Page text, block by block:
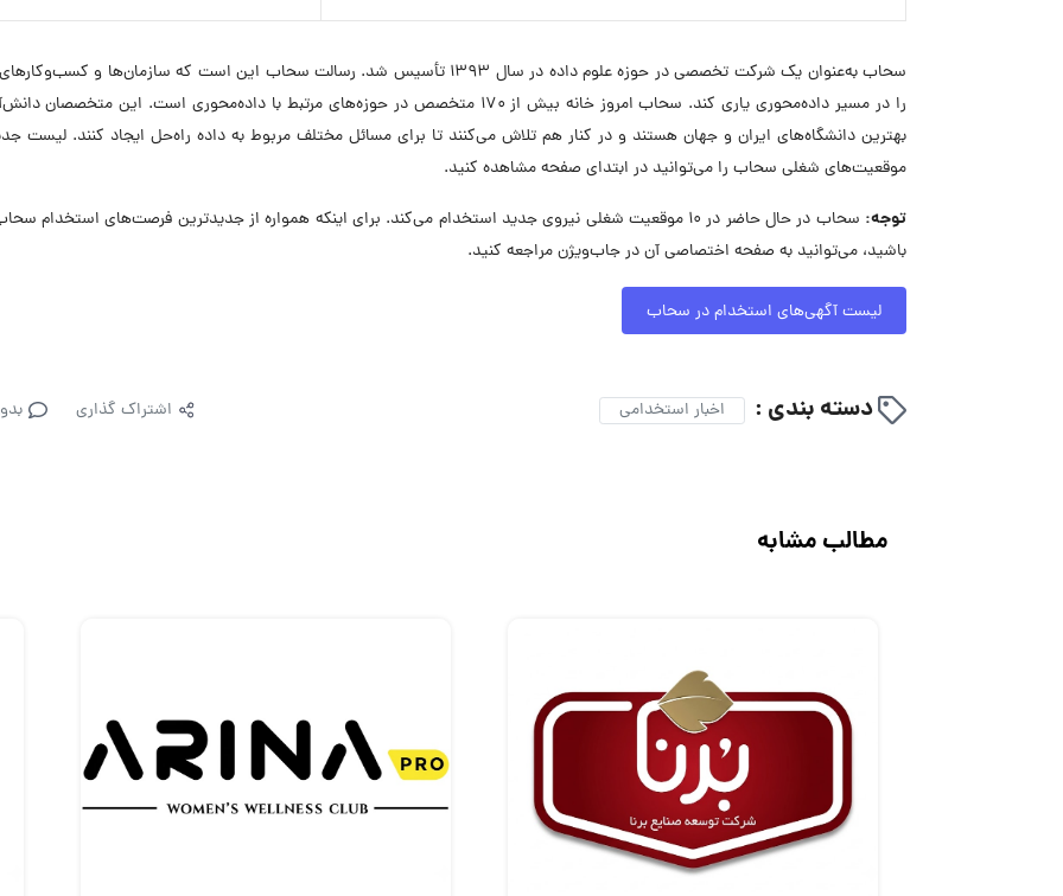
سحاب به‌عنوان یک شرکت تخصصی در حوزه علوم داده در سال ۱۳۹۳ تأسیس شد. رسالت سحاب این است که سازمان‌ها و
را در مسیر داده‌محوری یاری کند. سحاب امروز خانه بیش از ۱۷۰ متخصص در حوزه‌های مرتبط با داده‌محوری است. این
بهترین دانشگاه‌های ایران و جهان هستند و در کنار هم تلاش می‌کنند تا برای مسائل مختلف مربوط به داده راه‌حل ایجاد کنند. لیست
موقعیت‌های شغلی سحاب را می‌توانید در ابتدای صفحه مشاهده کنید.
توجه:
سحاب در حال حاضر در ۱۰ موقعیت شغلی نیروی جدید استخدام می‌کند. برای اینکه همواره از جدیدترین فرصت‌های استخدام
باشید، می‌توانید به صفحه اختصاصی آن در جاب‌ویژن مراجعه کنید.
لیست آگهی‌های استخدام در سحاب
دسته بندی : اخبار استخدامی اشتراک گذاری
مطالب مشابه